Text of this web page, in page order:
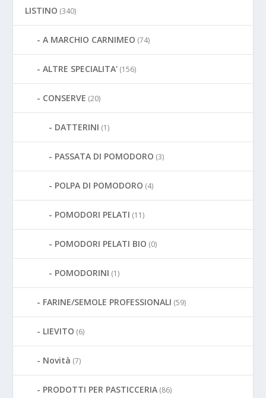
LISTINO (340)
A MARCHIO CARNIMEO (74)
ALTRE SPECIALITA' (156)
CONSERVE (20)
DATTERINI (1)
PASSATA DI POMODORO (3)
POLPA DI POMODORO (4)
POMODORI PELATI (11)
POMODORI PELATI BIO (0)
POMODORINI (1)
FARINE/SEMOLE PROFESSIONALI (59)
LIEVITO (6)
Novità (7)
PRODOTTI PER PASTICCERIA (86)